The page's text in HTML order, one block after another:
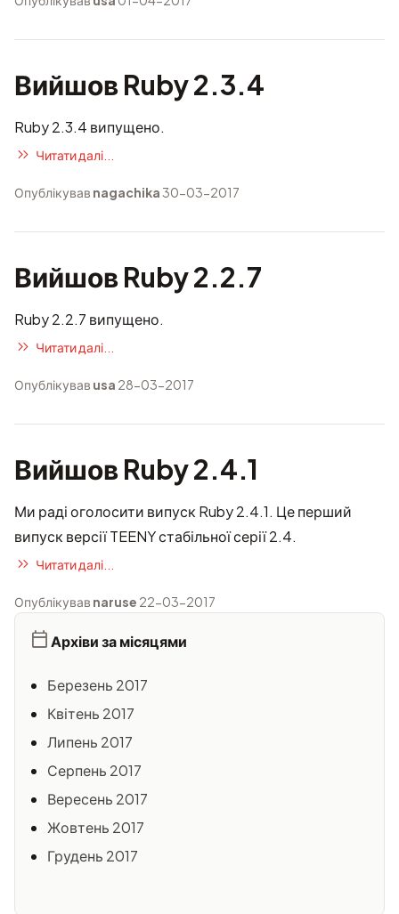
Вийшов Ruby 2.3.4
Ruby 2.3.4 випущено.
Читати далі...
Опублікував nagachika30-03-2017
Вийшов Ruby 2.2.7
Ruby 2.2.7 випущено.
Читати далі...
Опублікував usa 28-03-2017
Вийшов Ruby 2.4.1
Ми раді оголосити випуск Ruby 2.4.1. Це перший
випуск версії TEENY стабільної серії 2.4.
Читати далі...
Опублікував naruse 22-03-2017
Архіви за місяцями
Березень 2017
Квітень 2017
Липень 2017
Серпень 2017
Вересень 2017
Жовтень 2017
Грудень 2017